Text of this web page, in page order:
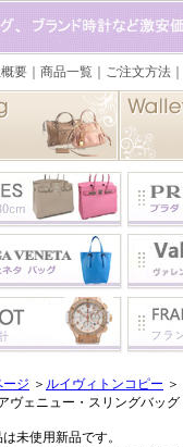
ジ ＞ ルイヴィトンコピー ＞
ヴェニュー・スリングバッグ
未使用新品です。